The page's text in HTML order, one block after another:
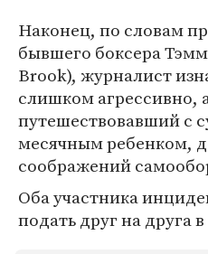
Наконец, по словам
бывшего боксера
Brook), журналист
слишком агрессивно,
путешествовавший с
месячным ребенком,
соображений
Оба участника
подать друг на друга